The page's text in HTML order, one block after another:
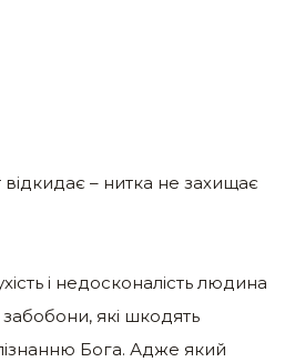
– нитка не захищає
і недосконалість людина
забобони, які шкодять
Бога. Адже який